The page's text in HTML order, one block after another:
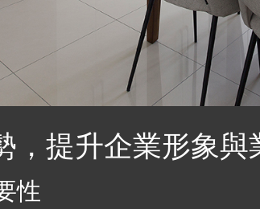
，提升企業形象與
性